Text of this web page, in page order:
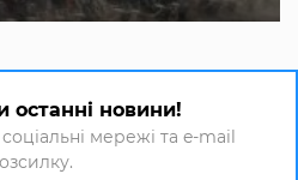
останні новини!
мережі та e-mail